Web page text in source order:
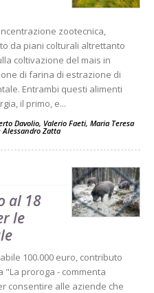
zootecnica,
da piani colturali altrettanto
coltivazione del mais in
di farina di estrazione di
Entrambi questi alimenti
il primo, e...
Davolio, Valerio Faeti, Maria Teresa
Alessandro Zatta
al 18
le
100.000 euro, contributo
"La proroga - commenta
consentire alle aziende che